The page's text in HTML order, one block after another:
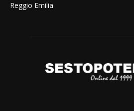
Reggio Emilia